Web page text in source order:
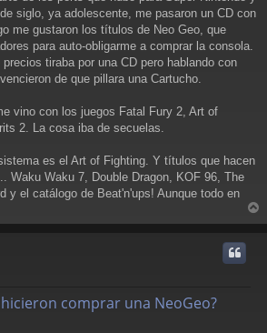
siglo, ya adolescente, me pasaron un CD con
me gustaron los títulos de Neo Geo, que
para auto-obligarme a comprar la consola.
tiraba por una CD pero hablando con
de que pillara una Cartucho.
vino con los juegos Fatal Fury 2, Art of
2. La cosa iba de secuelas.
es el Art of Fighting. Y títulos que hacen
Waku Waku 7, Double Dragon, KOF 96, The
y el catálogo de Beat'n'ups! Aunque todo en
r
hicieron comprar una NeoGeo?